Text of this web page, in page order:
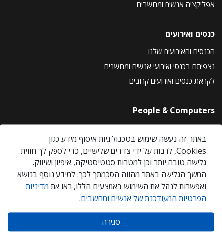
אפליקציה אנשים ומחשבים
כנסים ואירועים
הכנסים והאירועים שלנו
נצפיתם בכנסי ואירועי אנשים ומחשבים
לקראת כנסים ואירועים קרובים
People & Computers
About Us
Privacy Policy
Contact Us
Our Events
אנשים ומחשבים © 2026 – כל הזכויות שמורות
באתר זה נעשה שימוש בטכנולוגיות איסוף מידע כגון
Cookies, לרבות על ידי צדדים שלישיים, כדי לספק לך חווית
גלישה טובה יותר וכן למטרות סטטיסטיקה, איפיון ושיווק.
המשך הגלישה באתר מהווה הסכמתך לכך. למידע נוסף בנושא
ואפשרות לנהל את השימוש באמצעים הללו, ראו את מדיניות
הפרטיות המעודכנת של אנשים ומחשבים.
סגירה